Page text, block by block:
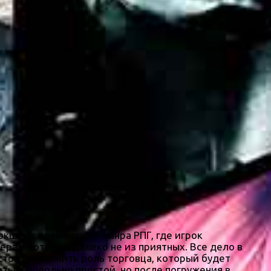
с элементами жанра РПГ, где игрок
в котором далеко не из приятных. Все дело в
исполнить роль торговца, который будет